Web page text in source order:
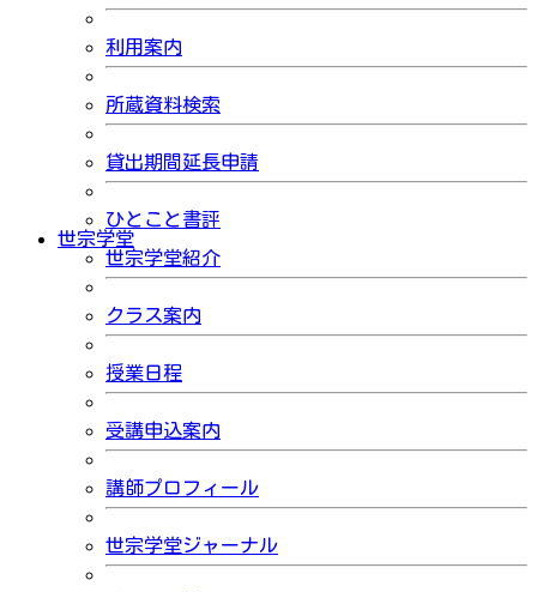
利用案内
所蔵資料検索
貸出期間延長申請
ひとこと書評
世宗学堂
世宗学堂紹介
クラス案内
授業日程
受講申込案内
講師プロフィール
世宗学堂ジャーナル